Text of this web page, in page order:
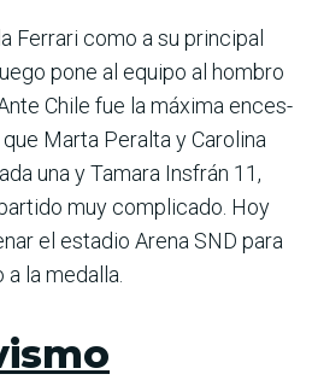
Ferrari como a su principal
pone al equipo al hombro
Chile fue la máxima ences­
Marta Peralta y Carolina
una y Tamara Insfrán 11,
muy complicado. Hoy
el estadio Arena SND para
la medalla.